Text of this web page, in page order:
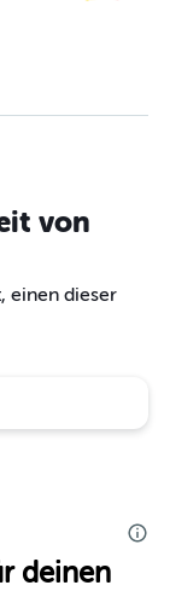
von
einen dieser
deinen